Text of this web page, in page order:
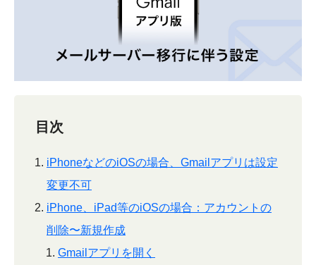
目次
iPhoneなどのiOSの場合、Gmailアプリは設定
変更不可
iPhone、iPad等のiOSの場合：アカウントの
削除〜新規作成
Gmailアプリを開く